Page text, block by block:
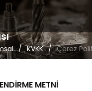
KVKK Çerez
METNİ